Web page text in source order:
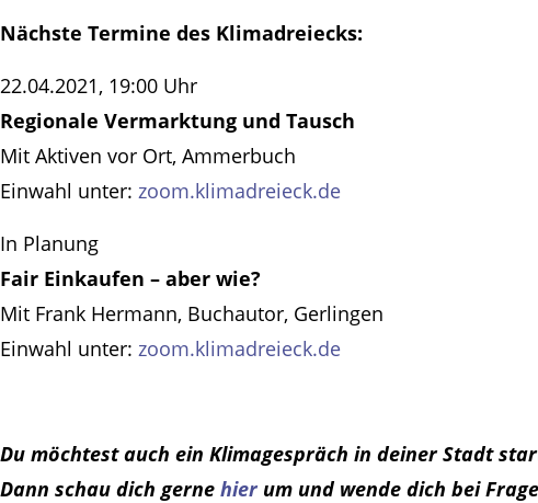
Nächste Termine des Klimadreiecks:
22.04.2021, 19:00 Uhr
Regionale Vermarktung und Tausch
Mit Aktiven vor Ort, Ammerbuch
Einwahl unter: zoom.klimadreieck.de
In Planung
Fair Einkaufen – aber wie?
Mit Frank Hermann, Buchautor, Gerlingen
Einwahl unter: zoom.klimadreieck.de
Du möchtest auch ein Klimagespräch in deiner Stadt
Dann schau dich gerne hierum und wende dich bei